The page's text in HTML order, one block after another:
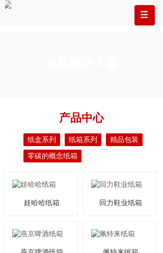
娃哈哈纸箱 回力鞋业纸箱
纸盒系列 纸箱系列
精品包装
零碳的概念纸箱
产品中心